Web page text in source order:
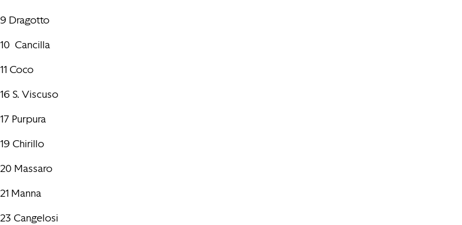
9 Dragotto
10 Cancilla
11 Coco
16 S. Viscuso
17 Purpura
19 Chirillo
20 Massaro
21 Manna
23 Cangelosi